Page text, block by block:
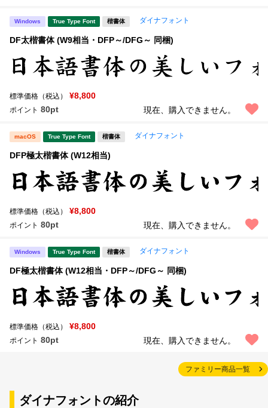
Windows True Type Font 楷書体 ダイナフォント
DF太楷書体 (W9相当・DFP～/DFG～ 同梱)
標準価格（税込） ¥8,800
ポイント 80pt 現在、購入できません。
macOS True Type Font 楷書体 ダイナフォント
DFP極太楷書体 (W12相当)
標準価格（税込） ¥8,800
ポイント 80pt 現在、購入できません。
Windows True Type Font 楷書体 ダイナフォント
DF極太楷書体 (W12相当・DFP～/DFG～ 同梱)
標準価格（税込） ¥8,800
ポイント 80pt 現在、購入できません。
ファミリー商品一覧
ダイナフォントの紹介